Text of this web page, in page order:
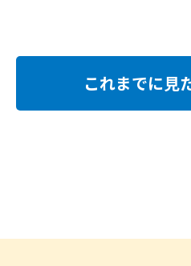
これまでに見